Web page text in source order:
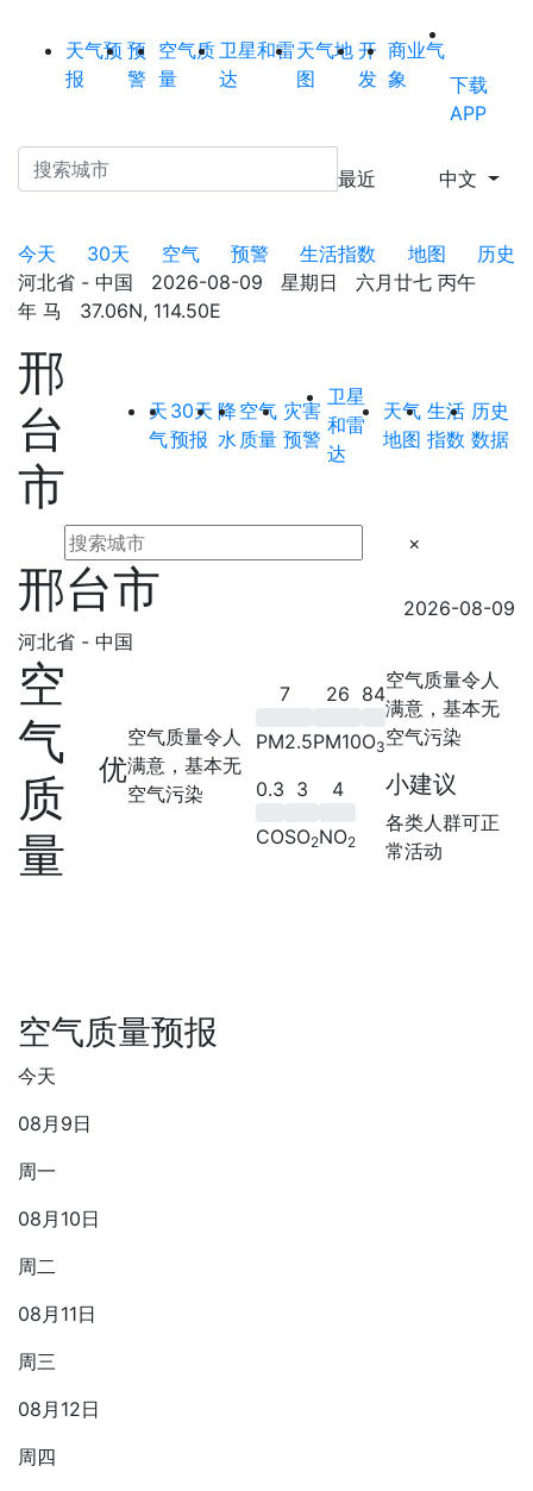
天气预
报
预
警
空气质
量
卫星和雷
达
天气地
图
开
发
商业气
象
下载
APP
最近 中文
今天 30天 空气 预警 生活指数 地图
历史
河北省 - 中国 2026-08-09 星期日 六月廿七 丙午
年 马 37.06N, 114.50E
邢
台
市
天
气
30天
预报
降
水
空气
质量
灾害
预警
卫星
和雷
达
天气
地图
生活
指数
历史
数据
×
邢台市
河北省 - 中国
2026-08-09
空
气
质
量
优
空气质量令人
满意，基本无
空气污染
7
PM2.5
26
PM10
84
O3
0.3
CO
3
SO2
4
NO2
空气质量令人
满意，基本无
空气污染
小建议
各类人群可正
常活动
空气质量预报
今天
08月9日
周一
08月10日
周二
08月11日
周三
08月12日
周四